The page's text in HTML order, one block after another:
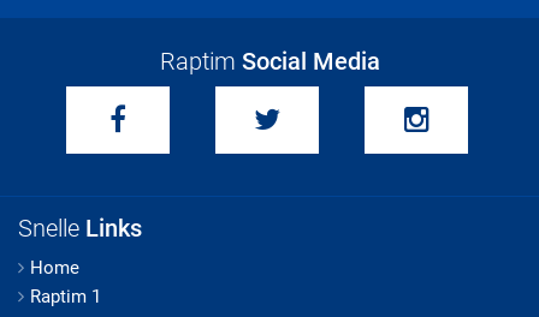
Raptim Social Media
Snelle Links
Home
Raptim 1